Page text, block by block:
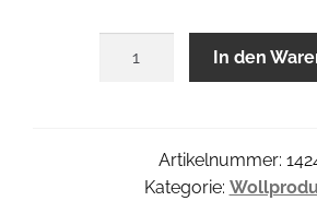
In den
Artikelnummer:
Kategorie: